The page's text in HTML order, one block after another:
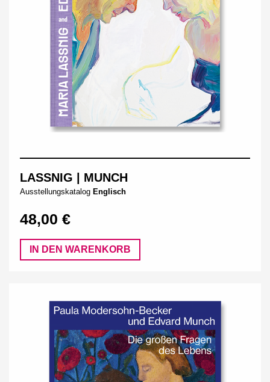
LASSNIG | MUNCH
Ausstellungskatalog Englisch
48,00 €
IN DEN WARENKORB